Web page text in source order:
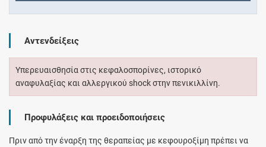
Αντενδείξεις
Υπερευαισθησία στις κεφαλοσπορίνες, ιστορικό
αναφυλαξίας και αλλεργικού shock στην πενικιλλίνη.
Προφυλάξεις και προειδοποιήσεις
Πριν από την έναρξη της θεραπείας με κεφουροξίμη πρέπει να